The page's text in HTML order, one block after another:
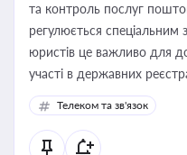
та контроль послуг
регулюється спеціальним
юристів це важливо для
участі в державних
споживачів.
Телеком та зв'язок